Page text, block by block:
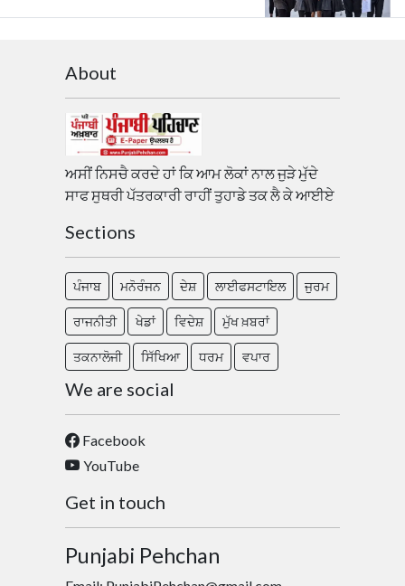
About
ਅਸੀਂ ਨਿਸਚੈ ਕਰਦੇ ਹਾਂ ਕਿ ਆਮ ਲੋਕਾਂ ਨਾਲ ਜੁੜੇ ਮੁੱਦੇ
ਸਾਫ ਸੁਥਰੀ ਪੱਤਰਕਾਰੀ ਰਾਹੀਂ ਤੁਹਾਡੇ ਤਕ ਲੈ ਕੇ ਆਈਏ
Sections
ਪੰਜਾਬ ਮਨੋਰੰਜਨ ਦੇਸ਼ ਲਾਈਫਸਟਾਇਲ ਜੁਰਮ
ਰਾਜਨੀਤੀ ਖੇਡਾਂ ਵਿਦੇਸ਼ ਮੁੱਖ ਖ਼ਬਰਾਂ
ਤਕਨਾਲੋਜੀ ਸਿੱਖਿਆ ਧਰਮ ਵਪਾਰ
We are social
Facebook
YouTube
Get in touch
Punjabi Pehchan